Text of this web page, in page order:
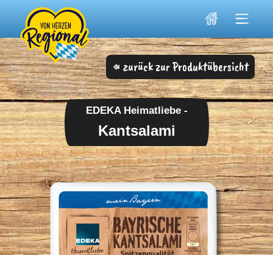
content
zurück zur Produktübersicht
EDEKA Heimatliebe -
Kantsalami